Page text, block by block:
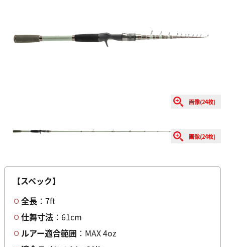
画像(24枚)
画像(24枚)
【スペック】
全長 ：7ft
仕舞寸法 ：61cm
ルアー適合範囲 ：MAX 4oz